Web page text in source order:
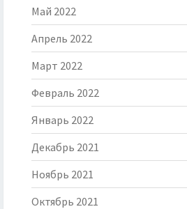
Май 2022
Апрель 2022
Март 2022
Февраль 2022
Январь 2022
Декабрь 2021
Ноябрь 2021
Октябрь 2021